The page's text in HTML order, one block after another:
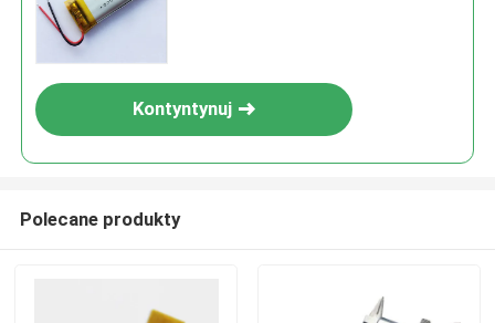
Kontyntynuj
Polecane produkty